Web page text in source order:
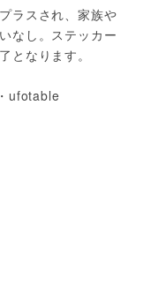
ラスされ、家族や
なし。ステッカー
となります。
ufotable